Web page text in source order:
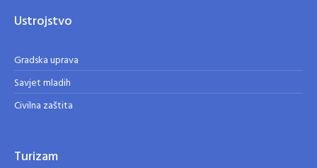
Ustrojstvo
Gradska uprava
Savjet mladih
Civilna zaštita
Turizam